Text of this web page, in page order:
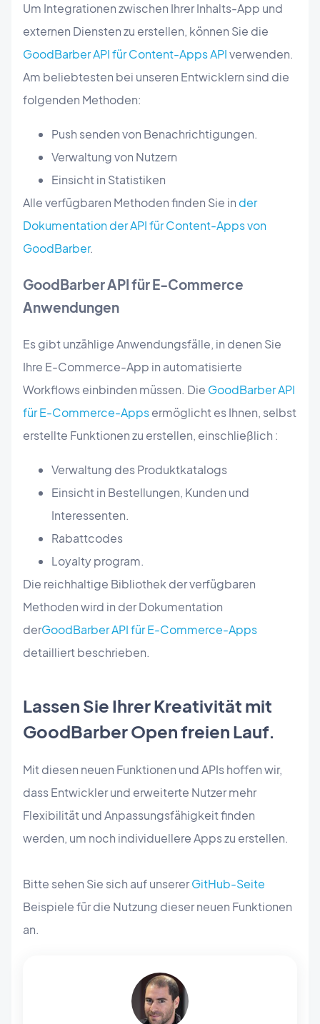
Um Integrationen zwischen Ihrer Inhalts-App und
externen Diensten zu erstellen, können Sie die
GoodBarber API für Content-Apps APIverwenden.
Am beliebtesten bei unseren Entwicklern sind die
folgenden Methoden:
Push senden von Benachrichtigungen.
Verwaltung von Nutzern
Einsicht in Statistiken
Alle verfügbaren Methoden finden Sie in der
Dokumentation der API für Content-Apps von
GoodBarber.
GoodBarber API für E-Commerce
Anwendungen
Es gibt unzählige Anwendungsfälle, in denen Sie
Ihre E-Commerce-App in automatisierte
Workflows einbinden müssen. Die GoodBarber API
für E-Commerce-Appsermöglicht es Ihnen, selbst
erstellte Funktionen zu erstellen, einschließlich :
Verwaltung des Produktkatalogs
Einsicht in Bestellungen, Kunden und
Interessenten.
Rabattcodes
Loyalty program.
Die reichhaltige Bibliothek der verfügbaren
Methoden wird in der Dokumentation
derGoodBarber API für E-Commerce-Apps
detailliert beschrieben.
Lassen Sie Ihrer Kreativität mit
GoodBarber Open freien Lauf.
Mit diesen neuen Funktionen und APIs hoffen wir,
dass Entwickler und erweiterte Nutzer mehr
Flexibilität und Anpassungsfähigkeit finden
werden, um noch individuellere Apps zu erstellen.
Bitte sehen Sie sich auf unsererGitHub-Seite
Beispiele für die Nutzung dieser neuen Funktionen
an.